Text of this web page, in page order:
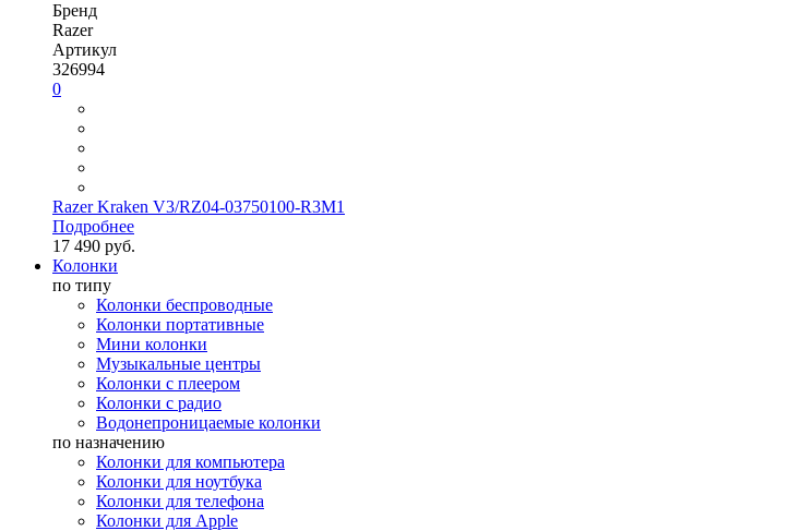
Бренд
Razer
Артикул
326994
0
Razer Kraken V3/RZ04-03750100-R3M1
Подробнее
17 490 руб.
Колонки
по типу
Колонки беспроводные
Колонки портативные
Мини колонки
Музыкальные центры
Колонки с плеером
Колонки с радио
Водонепроницаемые колонки
по назначению
Колонки для компьютера
Колонки для ноутбука
Колонки для телефона
Колонки для Apple